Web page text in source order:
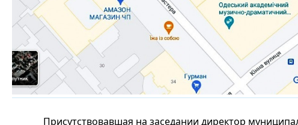
Присутствовавшая на заседании директор